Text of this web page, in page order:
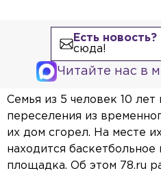
Есть новость?
сюда!
Читайте нас в
Семья из 5 человек 10
переселения из
их дом сгорел. На месте
находится баскетбольное
площадка. Об этом 78.ru